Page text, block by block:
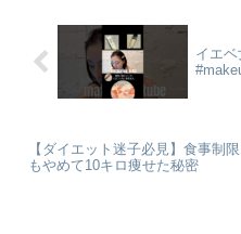
イエ
【ダイエット迷子必見】食事制
もやめて10キロ痩せた秘密